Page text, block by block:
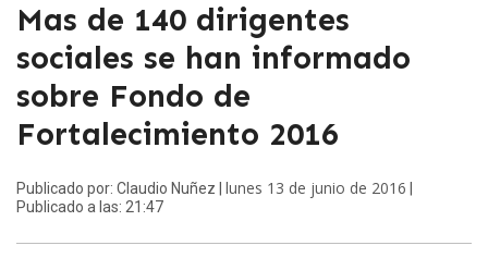
Mas de 140 dirigentes
sociales se han informado
sobre Fondo de
Fortalecimiento 2016
Publicado por: Claudio Nuñez | lunes 13 de junio de 2016
Publicado a las: 21:47